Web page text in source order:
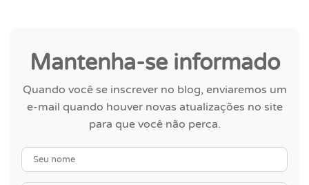
Mantenha-se informado
Quando você se inscrever no blog, enviaremos um
e-mail quando houver novas atualizações no site
para que você não perca.